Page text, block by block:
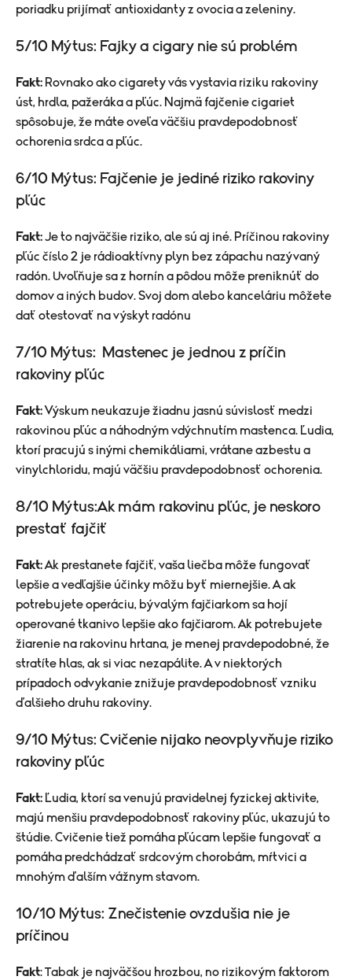
poriadku prijímať antioxidanty z ovocia a zeleniny.
5/10 Mýtus: Fajky a cigary nie sú problém
Fakt: Rovnako ako cigarety vás vystavia riziku rakoviny
úst, hrdla, pažeráka a pľúc. Najmä fajčenie cigariet
spôsobuje, že máte oveľa väčšiu pravdepodobnosť
ochorenia srdca a pľúc.
6/10 Mýtus: Fajčenie je jediné riziko rakoviny
pľúc
Fakt:Je to najväčšie riziko, ale sú aj iné. Príčinou rakoviny
pľúc číslo 2 je rádioaktívny plyn bez zápachu nazývaný
radón. Uvoľňuje sa z hornín a pôdou môže preniknúť do
domov a iných budov. Svoj dom alebo kanceláriu môžete
dať otestovať na výskyt radónu
7/10 Mýtus: Mastenec je jednou z príčin
rakoviny pľúc
Fakt:Výskum neukazuje žiadnu jasnú súvislosť medzi
rakovinou pľúc a náhodným vdýchnutím mastenca. Ľudia,
ktorí pracujú s inými chemikáliami, vrátane azbestu a
vinylchloridu, majú väčšiu pravdepodobnosť ochorenia.
8/10 Mýtus:Ak mám rakovinu pľúc, je neskoro
prestať fajčiť
Fakt:Ak prestanete fajčiť, vaša liečba môže fungovať
lepšie a vedľajšie účinky môžu byť miernejšie. A ak
potrebujete operáciu, bývalým fajčiarkom sa hojí
operované tkanivo lepšie ako fajčiarom. Ak potrebujete
žiarenie na rakovinu hrtana, je menej pravdepodobné, že
stratíte hlas, ak si viac nezapálite. A v niektorých
prípadoch odvykanie znižuje pravdepodobnosť vzniku
ďalšieho druhu rakoviny.
9/10 Mýtus: Cvičenie nijako neovplyvňuje riziko
rakoviny pľúc
Fakt: Ľudia, ktorí sa venujú pravidelnej fyzickej aktivite,
majú menšiu pravdepodobnosť rakoviny pľúc, ukazujú to
štúdie. Cvičenie tiež pomáha pľúcam lepšie fungovať a
pomáha predchádzať srdcovým chorobám, mŕtvici a
mnohým ďalším vážnym stavom.
10/10 Mýtus: Znečistenie ovzdušia nie je
príčinou
Fakt: Tabak je najväčšou hrozbou, no rizikovým faktorom